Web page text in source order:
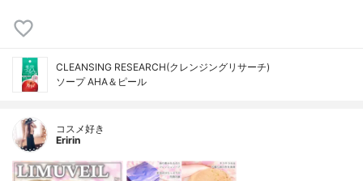
CLEANSING RESEARCH(クレンジングリサーチ)
ソープ AHA＆ピール
コスメ好き
Eririn